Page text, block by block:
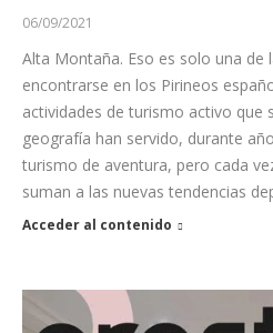
06/09/2021
Alta Montaña. Eso es solo una de
encontrarse en los Pirineos
actividades de turismo activo que
geografía han servido, durante
turismo de aventura, pero cada
suman a las nuevas tendencias
Acceder al contenido